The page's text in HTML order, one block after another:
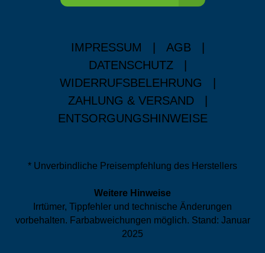
IMPRESSUM AGB
DATENSCHUTZ
WIDERRUFSBELEHRUNG
ZAHLUNG & VERSAND
ENTSORGUNGSHINWEISE
* Unverbindliche Preisempfehlung des Herstellers
Weitere Hinweise
Irrtümer, Tippfehler und technische Änderungen
vorbehalten. Farbabweichungen möglich. Stand: Januar
2025